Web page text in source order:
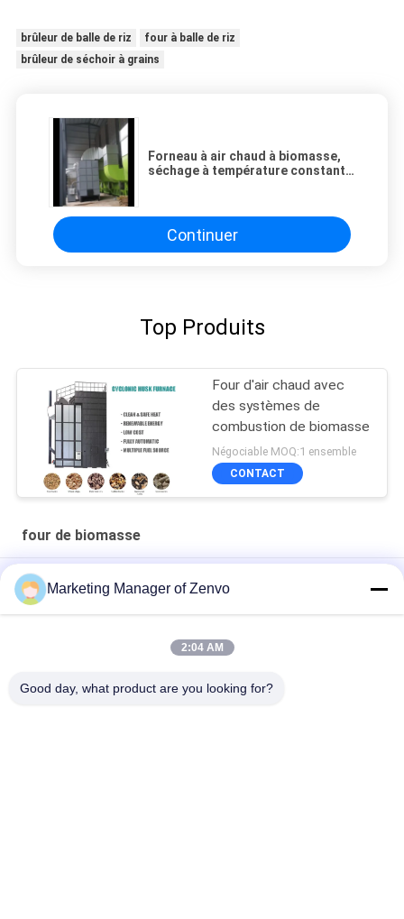
brûleur de balle de riz
four à balle de riz
brûleur de séchoir à grains
Forneau à air chaud à biomasse,
séchage à température constante
Continuer
Top Produits
Four d'air chaud avec
des systèmes de
combustion de biomasse
Négociable MOQ:1 ensemble
CONTACT
four de biomasse
5L-60 brûleur de biomasse 600 000 Kcal - four à riz à haute
efficacité.
5L-90 Biomasse Pellet Poêle à souffler à chaud Alimentation
automatique 83 Efficacité thermique
5L-90 Cuisinière à haute température à pellets de biomasse
Marketing Manager of Zenvo
2:04 AM
Good day, what product are you looking for?